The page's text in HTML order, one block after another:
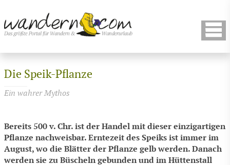
Die Speik-Pflanze
Ein wahrer Mythos
Bereits 500 v. Chr. ist der Handel mit dieser einzigartigen
Pflanze nachweisbar. Erntezeit des Speiks ist immer im
August, wo die Blätter der Pflanze gelb werden. Danach
werden sie zu Büscheln gebunden und im Hüttenstall